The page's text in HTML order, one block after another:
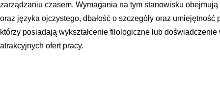
zarządzaniu czasem. Wymagania na tym stanowisku
oraz języka ojczystego, dbałość o szczegóły oraz
którzy posiadają wykształcenie filologiczne lub
atrakcyjnych ofert pracy.